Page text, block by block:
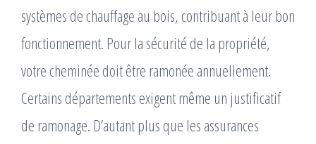
systèmes de chauffage au bois, contribuant à leur bon
fonctionnement. Pour la sécurité de la propriété,
votre cheminée doit être ramonée annuellement.
Certains départements exigent même un justificatif
de ramonage. D’autant plus que les assurances